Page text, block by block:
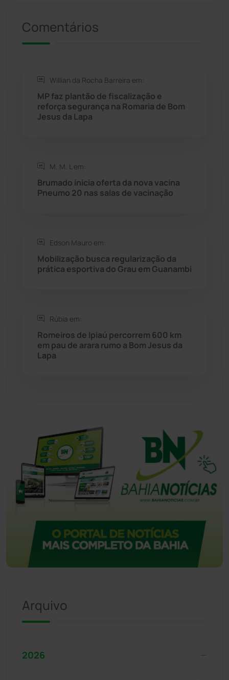
Rio do Antônio
Rio do Pires
Seabra
Sudoeste Baiano
Tanque Novo
Tecnologia
Comentários
Willian da Rocha Barreira em:
MP faz plantão de fiscalização e
reforça segurança na Romaria de Bom
Jesus da Lapa
M. M. L em:
Brumado inicia oferta da nova vacina
Pneumo 20 nas salas de vacinação
Edson Mauro em:
Mobilização busca regularização da
prática esportiva do Grau em Guanambi
Rúbia em:
Romeiros de Ipiaú percorrem 600 km
em pau de arara rumo a Bom Jesus da
Lapa
Arquivo
2026